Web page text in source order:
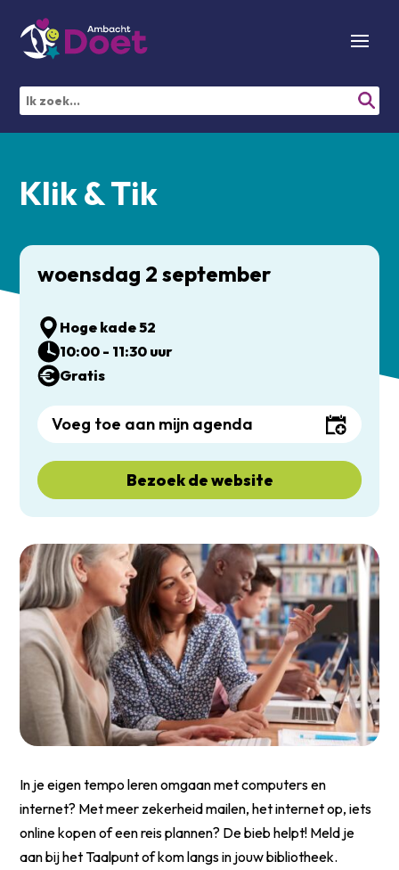
Klik & Tik
In je eigen tempo leren omgaan met computers en
internet? Met meer zekerheid mailen, het internet op, iets
online kopen of een reis plannen? De bieb helpt! Meld je
aan bij het Taalpunt of kom langs in jouw bibliotheek.
woensdag 2 september
Hoge kade 52
10:00 - 11:30 uur
Gratis
Voeg toe aan mijn agenda
Bezoek de website